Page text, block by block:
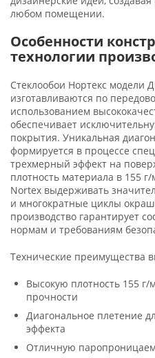
любом помещении.
Особенности
технологии
Стеклообои Нортекс модели
изготавливаются по
использованием
обеспечивает
покрытия. Уникальная
формируется в процессе
трехмерный эффект на
плотность материала в 155
Nortex выдерживать
и многократные циклы
производство гарантирует
нормам и требованиям
Технические преимущества
Высокую плотность 155 г/
прочности
Диагональное плетение
эффекта
Отличную